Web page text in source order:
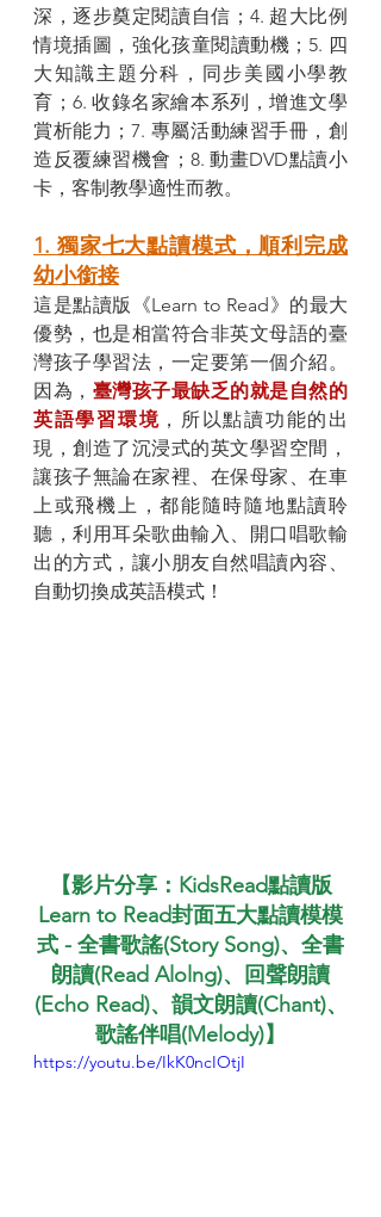
深，逐步奠定閱讀自信；4. 超大比例
情境插圖，強化孩童閱讀動機；5. 四
大知識主題分科，同步美國小學教
育；6. 收錄名家繪本系列，增進文學
賞析能力；7. 專屬活動練習手冊，創
造反覆練習機會；8. 動畫DVD點讀小
卡，客制教學適性而教。
1. 獨家七大點讀模式，順利完成
幼小銜接
這是點讀版《Learn to Read》的最大
優勢，也是相當符合非英文母語的臺
灣孩子學習法，一定要第一個介紹。
因為， 臺灣孩子最缺乏的就是自然的
英語學習環境 ，所以點讀功能的出
現，創造了沉浸式的英文學習空間，
讓孩子無論在家裡、在保母家、在車
上或飛機上，都能隨時隨地點讀聆
聽，利用耳朵歌曲輸入、開口唱歌輸
出的方式，讓小朋友自然唱讀內容、
自動切換成英語模式！
【影片分享：KidsRead點讀版
Learn to Read封面五大點讀模模
式 - 全書歌謠(Story Song)、全書
朗讀(Read Alolng)、回聲朗讀
(Echo Read)、韻文朗讀(Chant)、
歌謠伴唱(Melody)】
https://youtu.be/IkK0ncIOtjI